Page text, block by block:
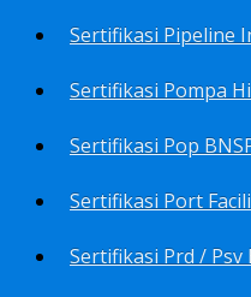
Sertifikasi Pompa
Sertifikasi Pop
Sertifikasi Prd / Psv